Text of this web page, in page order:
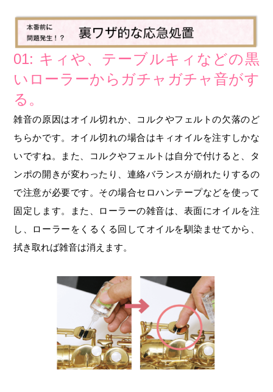
01: キィや、テーブルキィなどの黒
いローラーからガチャガチャ音がす
る。
雑音の原因はオイル切れか、コルクやフェルトの欠落のど
ちらかです。オイル切れの場合はキィオイルを注すしかな
いですね。また、コルクやフェルトは自分で付けると、タ
ンポの開きが変わったり、連絡バランスが崩れたりするの
で注意が必要です。その場合セロハンテープなどを使って
固定します。また、ローラーの雑音は、表面にオイルを注
し、ローラーをくるくる回してオイルを馴染ませてから、
拭き取れば雑音は消えます。